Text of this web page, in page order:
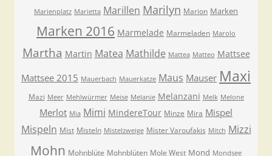
Marienplatz Marietta Marillen Marilyn Marion Marken
Marken 2016 Marmelade Marmeladen Marolo
Martha Martin Matea Mathilde Mattea Matteo Mattsee
Mattsee 2015 Mauerbach Mauerkatze Maus Mauser Maxi
Mazi Meer Mehlwürmer Meise Melanie Melanzani Melk Melone
Merlot Mia Mimi MindereTour Minze Mira Mispel
Mispeln Mist Misteln Mistelzweige Mister Varoufakis Mitch Mizzi
Mohn Mohnblüte Mohnblüten Mole West Mond Mondsee